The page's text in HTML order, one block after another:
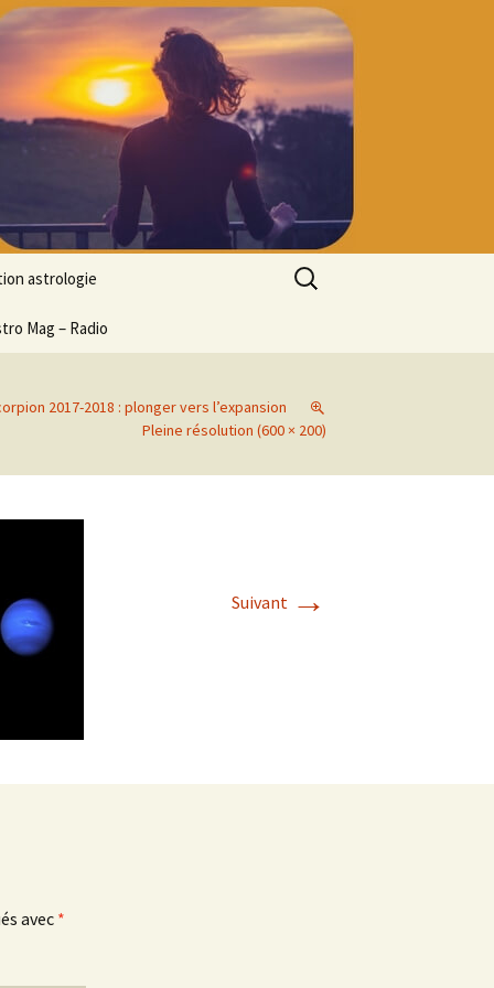
astrologie
à l’ASTROLOGIE
Mag – Radio
Rechercher :
2017-2018 : plonger vers l’expansion
Pleine résolution (600 × 200)
Suivant →
avec *